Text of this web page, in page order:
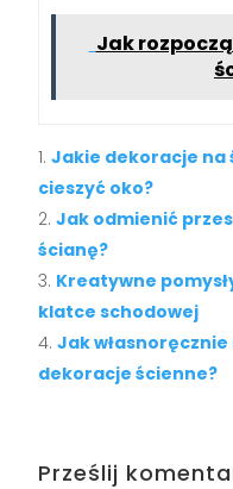
Jak
Jakie dekoracje na
cieszyć oko?
Jak odmienić
ścianę?
Kreatywne
klatce schodowej
Jak
dekoracje ścienne?
Prześlij